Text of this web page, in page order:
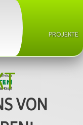
PROJEKTE
VON